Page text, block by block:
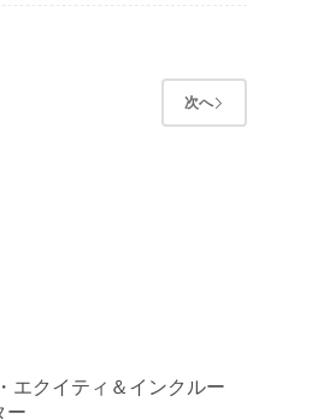
次へ
エクイティ＆インクルー
ー